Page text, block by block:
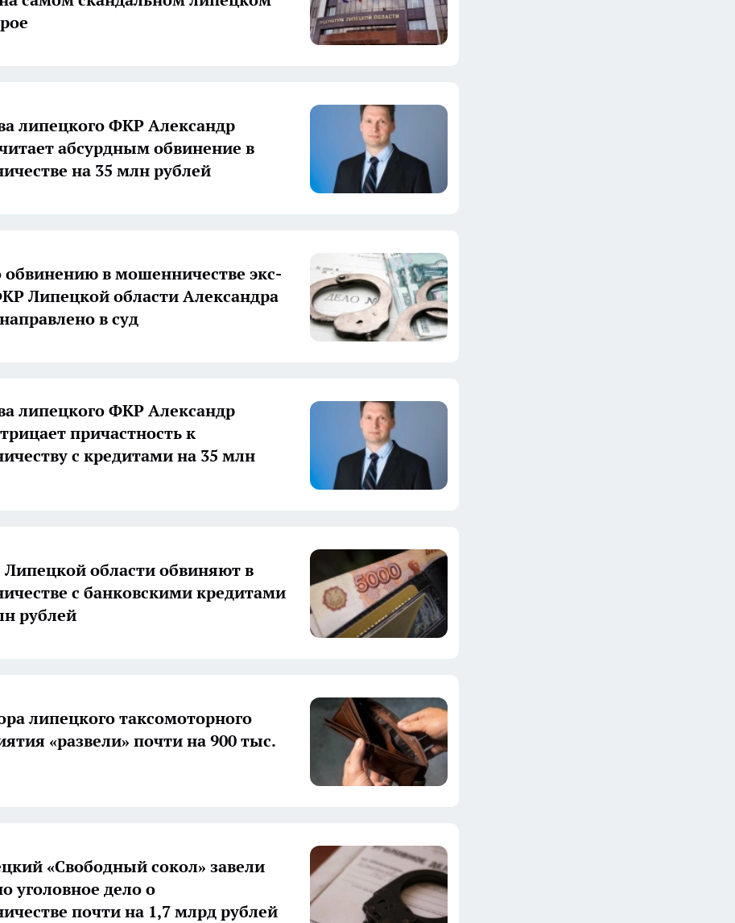
липецкого ФКР Александр
абсурдным обвинение в
на 35 млн рублей
обвинению в мошенничестве экс-
Липецкой области Александра
в суд
липецкого ФКР Александр
причастность к
с кредитами на 35 млн
области обвиняют в
с банковскими кредитами
рублей
липецкого таксомоторного
«развели» почти на 900 тыс.
«Свободный сокол» завели
уголовное дело о
почти на 1,7 млрд рублей